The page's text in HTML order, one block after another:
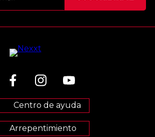
Centro de ayuda
Arrepentimiento